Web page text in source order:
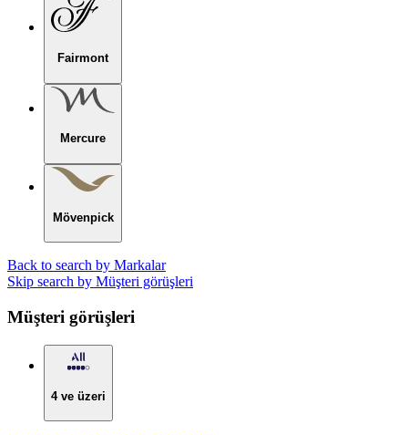
Fairmont
Mercure
Mövenpick
Back to search by Markalar
Skip search by Müşteri görüşleri
Müşteri görüşleri
4 ve üzeri